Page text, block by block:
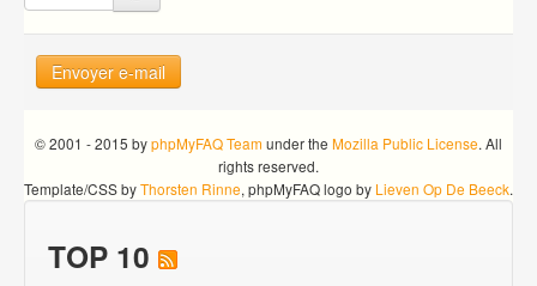
Envoyer e-mail
© 2001 - 2015 byphpMyFAQ Team under the Mozilla Public License. All
rights reserved.
Template/CSS byThorsten Rinne, phpMyFAQ logo by Lieven Op De Beeck.
TOP 10